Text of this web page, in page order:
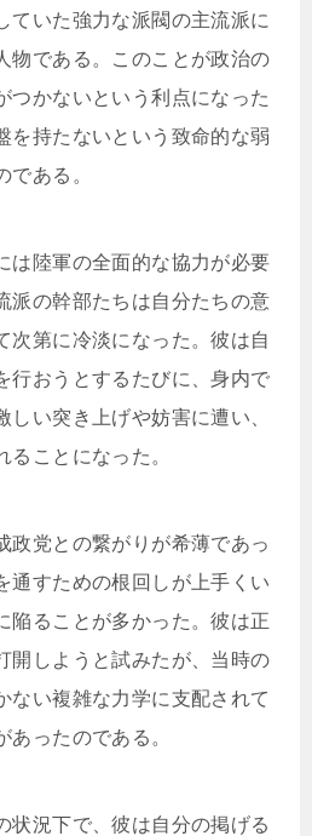
ていた強力な派閥の主流派に
物である。このことが政治の
つかないという利点になった
を持たないという致命的な弱
である。
は陸軍の全面的な協力が必要
派の幹部たちは自分たちの意
次第に冷淡になった。彼は自
行おうとするたびに、身内で
しい突き上げや妨害に遭い、
ことになった。
政党との繋がりが希薄であっ
通すための根回しが上手くい
陥ることが多かった。彼は正
開しようと試みたが、当時の
ない複雑な力学に支配されて
あったのである。
状況下で、彼は自分の掲げる